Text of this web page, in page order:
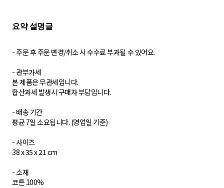
요약 설명글
- 주문 후 주문 변경/취소 시 수수료 부과될 수 있어요.
- 관부가세
본 제품은 무관세입니다.
합산과세 발생시 구매자 부담입니다.
- 배송 기간
평균 7일 소요됩니다. (영업일 기준)
- 사이즈
38 x 35 x 21 cm
- 소재
코튼 100%